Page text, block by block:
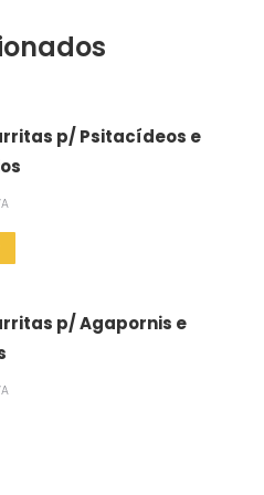
p/ Psitacídeos e
p/ Agapornis e